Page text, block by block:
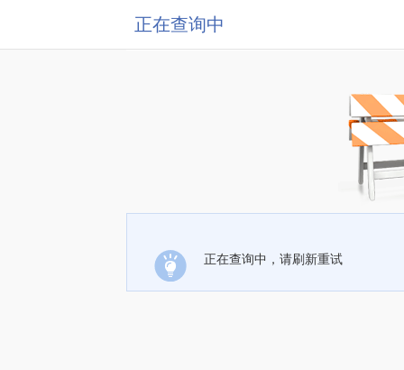
正在查询中
正在查询中，请刷新重试